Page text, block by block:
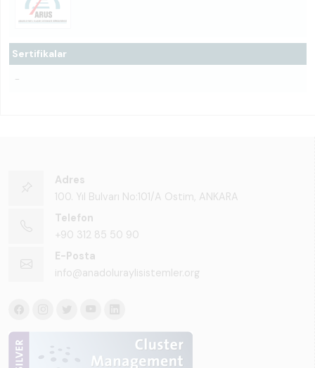
Sertifikalar
-
Adres
100. Yıl Bulvarı No:101/A Ostim, ANKARA
Telefon
+90 312 85 50 90
E-Posta
info@anadoluraylisistemler.org